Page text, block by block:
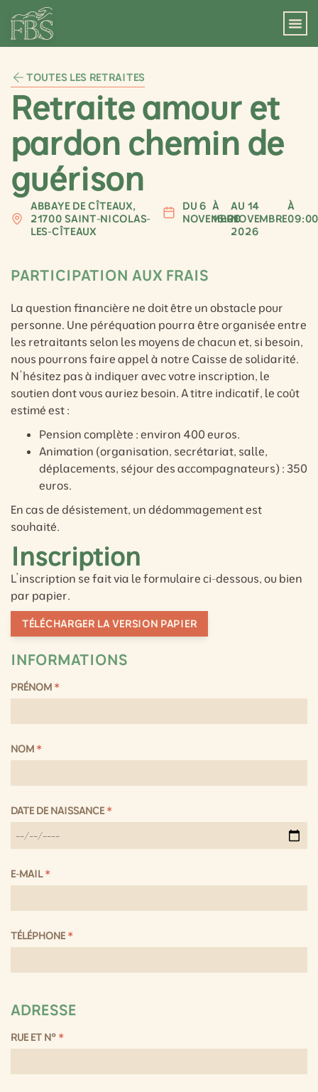
TOUTES LES RETRAITES
Retraite amour et
pardon chemin de
guérison
ABBAYE DE CÎTEAUX,
21700 SAINT-NICOLAS-
LES-CÎTEAUX
DU 6
NOVEMBRE
À
16:00
AU 14
NOVEMBRE
2026
À
09:00
PARTICIPATION AUX FRAIS
La question financière ne doit être un obstacle pour
personne. Une péréquation pourra être organisée entre
les retraitants selon les moyens de chacun et, si besoin,
nous pourrons faire appel à notre Caisse de solidarité.
N’hésitez pas à indiquer avec votre inscription, le
soutien dont vous auriez besoin. A titre indicatif, le coût
estimé est :
Pension complète : environ 400 euros.
Animation (organisation, secrétariat, salle,
déplacements, séjour des accompagnateurs) : 350
euros.
En cas de désistement, un dédommagement est
souhaité.
Inscription
L’inscription se fait via le formulaire ci-dessous, ou bien
par papier.
TÉLÉCHARGER LA VERSION PAPIER
INFORMATIONS
PRÉNOM *
NOM *
DATE DE NAISSANCE*
E-MAIL*
TÉLÉPHONE*
ADRESSE
RUE ET N° *